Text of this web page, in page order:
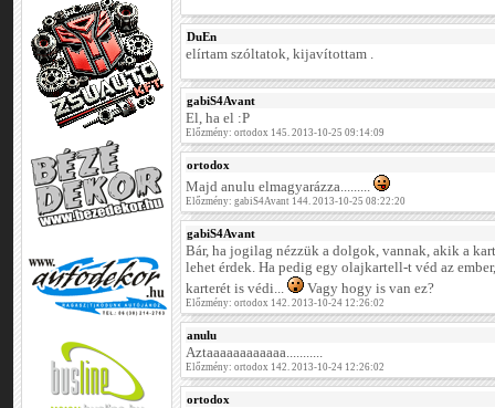
DuEn
elírtam szóltatok, kijavítottam .
gabiS4Avant
El, ha el :P
Előzmény: ortodox 145. 2013-10-25 09:14:09
ortodox
Majd anulu elmagyarázza.........
Előzmény: gabiS4Avant 144. 2013-10-25 08:22:20
gabiS4Avant
Bár, ha jogilag nézzük a dolgok, vannak, akik a
lehet érdek. Ha pedig egy olajkartell-t véd az
karterét is védi...
Vagy hogy is van ez?
Előzmény: ortodox 142. 2013-10-24 12:26:02
anulu
Aztaaaaaaaaaaaa...........
Előzmény: ortodox 142. 2013-10-24 12:26:02
ortodox